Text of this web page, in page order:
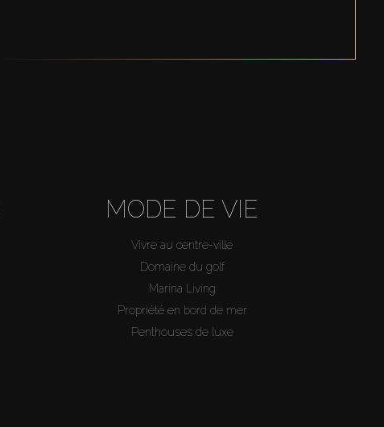
MODE DE VIE
Vivre au centre-ville
Domaine du golf
Marina Living
Propriété en bord de mer
Penthouses de luxe